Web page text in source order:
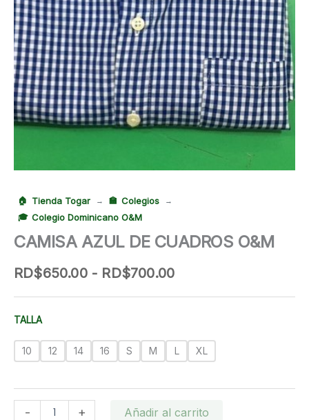
Tienda Togar → Colegios →
Colegio Dominicano O&M
CAMISA AZUL DE CUADROS O&M
RD$650.00 - RD$700.00Rango
precios:
hasta
RD$700.00
TALLA
10 12 14 16 S M L XL
- + Añadir al carrito